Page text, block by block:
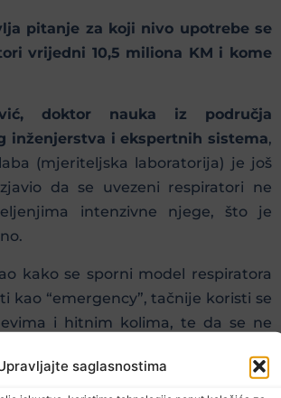
saglasnostima
pitanje za koji nivo upotrebe se
vrijedni 10,5 miliona KM i kome
doktor nauka iz područja
inženjerstva i ekspertnih sistema,
(mjeriteljska laboratorija) je još
da se uvezeni respiratori ne
intenzivne njege, što je
kako se sporni model respiratora
kao “emergency”, tačnije koristi se
i hitnim kolima, te da se ne
intenzivne njege.
preostalih 20 respiratora još nije